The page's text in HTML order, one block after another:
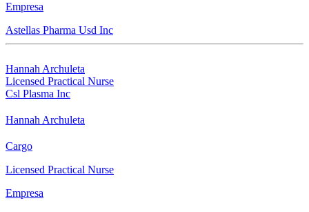
Empresa
Astellas Pharma Usd Inc
Hannah Archuleta
Licensed Practical Nurse
Csl Plasma Inc
Hannah Archuleta
Cargo
Licensed Practical Nurse
Empresa